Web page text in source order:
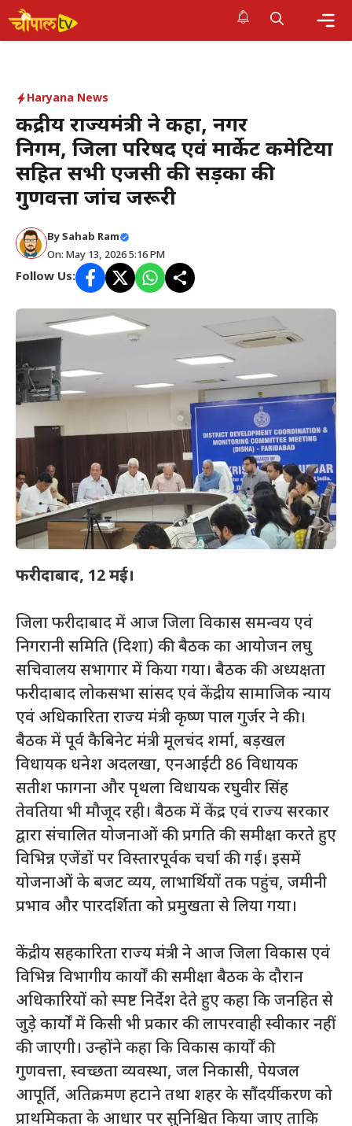
Skip
to
Haryana News
केंद्रीय राज्यमंत्री ने कहा, नगर
निगम, जिला परिषद एवं मार्केट कमेटियों
सहित सभी एजेंसी की सड़कों की
गुणवत्ता जांच जरूरी
By Sahab Ram
On: May 13, 2026 5:16 PM
Follow Us:
फरीदाबाद, 12मई।
जिला फरीदाबाद में आज जिला विकास समन्वय एवं
निगरानी समिति (दिशा) की बैठक का आयोजन लघु
सचिवालय सभागार में किया गया। बैठक की अध्यक्षता
फरीदाबाद लोकसभा सांसद एवं केंद्रीय सामाजिक न्याय
एवं अधिकारिता राज्य मंत्री कृष्ण पाल गुर्जर ने की।
बैठक में पूर्व कैबिनेट मंत्री मूलचंद शर्मा, बड़खल
विधायक धनेश अदलखा, एनआईटी 86 विधायक
सतीश फागना और पृथला विधायक रघुवीर सिंह
तेवतिया भी मौजूद रही। बैठक में केंद्र एवं राज्य सरकार
द्वारा संचालित योजनाओं की प्रगति की समीक्षा करते हुए
विभिन्न एजेंडों पर विस्तारपूर्वक चर्चा की गई। इसमें
योजनाओं के बजट व्यय, लाभार्थियों तक पहुंच, जमीनी
प्रभाव और पारदर्शिता को प्रमुखता से लिया गया।
केंद्रीय सहकारिता राज्य मंत्री ने आज जिला विकास एवं
विभिन्न विभागीय कार्यों की समीक्षा बैठक के दौरान
अधिकारियों को स्पष्ट निर्देश देते हुए कहा कि जनहित से
जुड़े कार्यों में किसी भी प्रकार की लापरवाही स्वीकार नहीं
की जाएगी। उन्होंने कहा कि विकास कार्यों की
गुणवत्ता, स्वच्छता व्यवस्था, जल निकासी, पेयजल
आपूर्ति, अतिक्रमण हटाने तथा शहर के सौंदर्यीकरण को
प्राथमिकता के आधार पर सुनिश्चित किया जाए ताकि